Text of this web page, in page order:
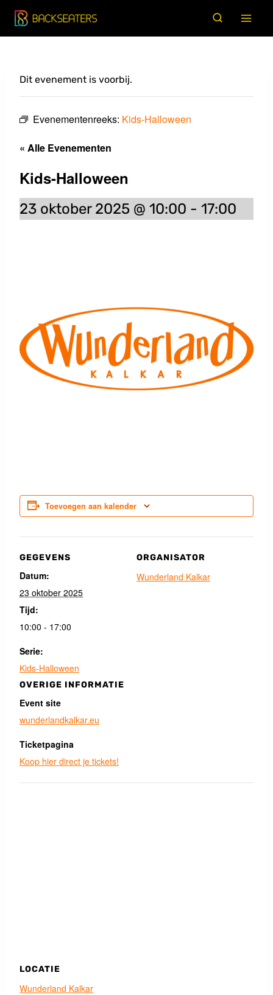
Doorgaan
naar
Dit evenement is voorbij.
Evenementenreeks: Kids-Halloween
« Alle Evenementen
Kids-Halloween
23 oktober 2025 @ 10:00 - 17:00
Toevoegen aan kalender
GEGEVENS
Datum:
23 oktober 2025
Tijd:
10:00 - 17:00
Serie:
Kids-Halloween
ORGANISATOR
Wunderland Kalkar
OVERIGE INFORMATIE
Event site
wunderlandkalkar.eu
Ticketpagina
Koop hier direct je tickets!
LOCATIE
Wunderland Kalkar